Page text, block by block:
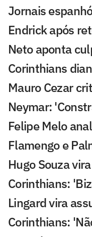
Jornais
Endrick após
Neto aponta
Corinthians
Mauro Cezar
Neymar:
Felipe Melo
Flamengo e
Hugo Souza
Corinthians:
Lingard vira
Corinthians: